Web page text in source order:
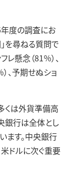
度の調査にお
を尋ねる質問で
レ懸念（81％）、
、予期せぬショ
くは外貨準備高
銀行は全体とし
ます。中央銀行
米ドルに次ぐ重要